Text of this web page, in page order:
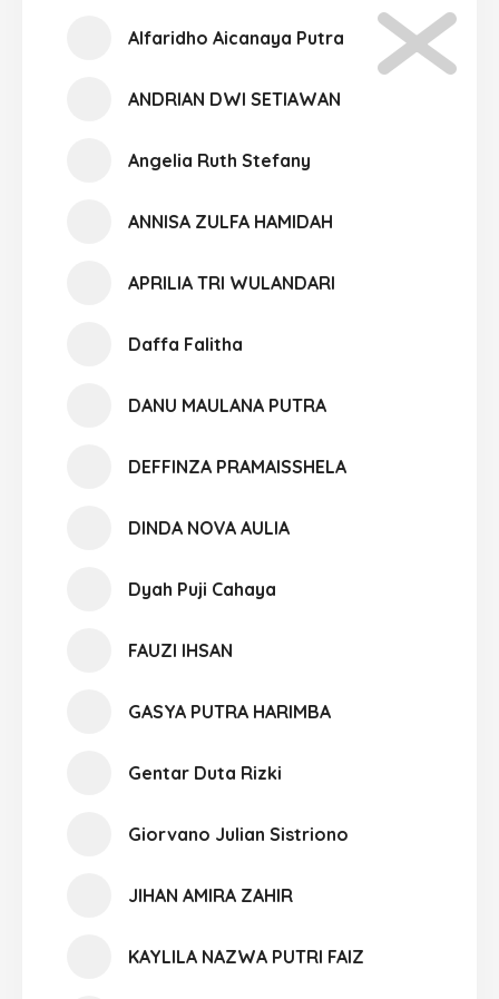
Alfaridho Aicanaya Putra
ANDRIAN DWI SETIAWAN
Angelia Ruth Stefany
ANNISA ZULFA HAMIDAH
APRILIA TRI WULANDARI
Daffa Falitha
DANU MAULANA PUTRA
DEFFINZA PRAMAISSHELA
DINDA NOVA AULIA
Dyah Puji Cahaya
FAUZI IHSAN
GASYA PUTRA HARIMBA
Gentar Duta Rizki
Giorvano Julian Sistriono
JIHAN AMIRA ZAHIR
KAYLILA NAZWA PUTRI FAIZ